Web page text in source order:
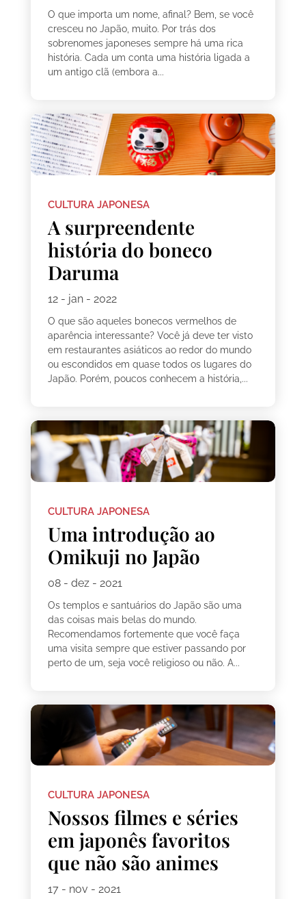
O que importa um nome, afinal? Bem, se você
cresceu no Japão, muito. Por trás dos
sobrenomes japoneses sempre há uma rica
história. Cada um conta uma história ligada a
um antigo clã (embora a...
CULTURA JAPONESA
A surpreendente
história do boneco
Daruma
12 - jan - 2022
O que são aqueles bonecos vermelhos de
aparência interessante? Você já deve ter visto
em restaurantes asiáticos ao redor do mundo
ou escondidos em quase todos os lugares do
Japão. Porém, poucos conhecem a história,...
CULTURA JAPONESA
Uma introdução ao
Omikuji no Japão
08 - dez - 2021
Os templos e santuários do Japão são uma
das coisas mais belas do mundo.
Recomendamos fortemente que você faça
uma visita sempre que estiver passando por
perto de um, seja você religioso ou não. A...
CULTURA JAPONESA
Nossos filmes e séries
em japonês favoritos
que não são animes
17 - nov - 2021